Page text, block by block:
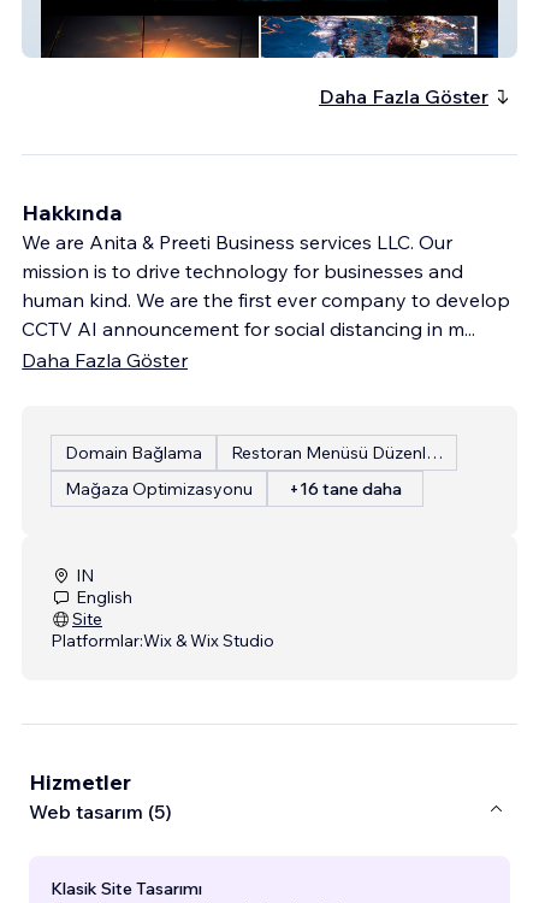
DRIFT Spearfishing
Daha Fazla Göster
Hakkında
We are Anita & Preeti Business services LLC. Our
mission is to drive technology for businesses and
human kind. We are the first ever company to develop
CCTV AI announcement for social distancing in m...
Daha Fazla Göster
Domain Bağlama
Restoran Menüsü Düzenleme
Mağaza Optimizasyonu
+16 tane daha
IN
English
Site
Platformlar:Wix & Wix Studio
Hizmetler
Web tasarım (5)
Klasik Site Tasarımı